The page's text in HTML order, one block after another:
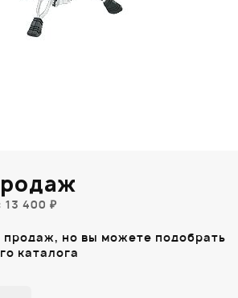
400 ₽
продаж, но вы можете подобрать
каталога